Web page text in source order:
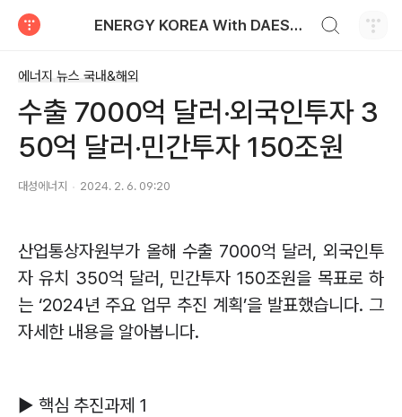
ENERGY KOREA With DAESUNG ENERGY
에너지 뉴스 국내&해외
수출 7000억 달러‧외국인투자 3
50억 달러‧민간투자 150조원
대성에너지 2024. 2. 6. 09:20
산업통상자원부가 올해 수출 7000억 달러, 외국인투
자 유치 350억 달러, 민간투자 150조원을 목표로 하
는 ‘2024년 주요 업무 추진 계획’을 발표했습니다. 그
자세한 내용을 알아봅니다.
▶ 핵심 추진과제 1